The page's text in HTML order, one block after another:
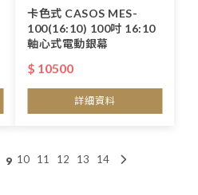
卡色式 CASOS MES-
100(16:10) 100吋 16:10
軸心式電動銀幕
$ 10500
詳細資料
9 10 11 12 13 14